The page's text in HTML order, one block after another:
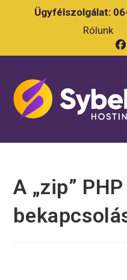
Ügyfélszolgálat:
Rólunk
A „zip”